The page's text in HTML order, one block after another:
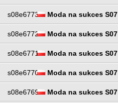
s08e6773 Moda na sukces S07
s08e6772 Moda na sukces S07
s08e6771 Moda na sukces S07
s08e6770 Moda na sukces S07
s08e6769 Moda na sukces S07